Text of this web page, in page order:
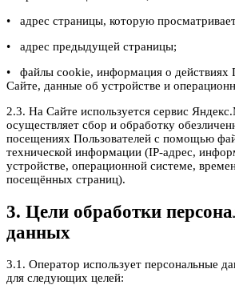
• адрес страницы, которую
• адрес предыдущей страницы;
• файлы cookie, информация о действиях
Сайте, данные об устройстве и
2.3. На Сайте используется сервис
осуществляет сбор и обработку
посещениях Пользователей с помощью
технической информации (IP-адрес,
устройстве, операционной системе,
посещённых страниц).
3. Цели обработки
данных
3.1. Оператор использует персональные
для следующих целей: